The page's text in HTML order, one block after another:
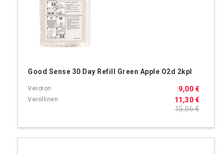
Good Sense 30 Day Refill Green Apple O2d 2kpl
11,30 €
9,00 €
15,06 €